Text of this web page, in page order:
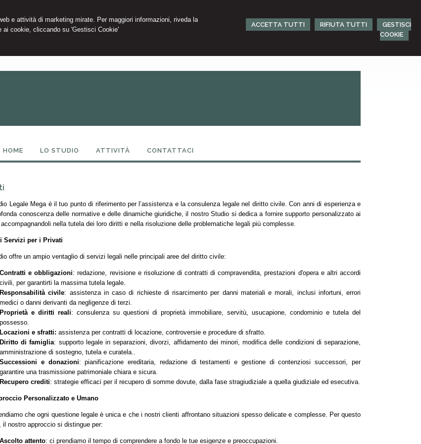
e attività di marketing mirate. Per maggiori informazioni, riveda la
ai cookie, cliccando su 'Gestisci Cookie'
ACCETTA TUTTI RIFIUTA TUTTI
GESTISCI
COOKIE
HOME LO STUDIO ATTIVITÀ CONTATTACI
Legale Mega è il tuo punto di riferimento per l’assistenza e la consulenza legale nel diritto civile. Con anni di esperienza e
conoscenza delle normative e delle dinamiche giuridiche, il nostro Studio si dedica a fornire supporto personalizzato ai
nella tutela dei loro diritti e nella risoluzione delle problematiche legali più complesse.
Servizi per i Privati
offre un ampio ventaglio di servizi legali nelle principali aree del diritto civile:
Contratti e obbligazioni: redazione, revisione e risoluzione di contratti di compravendita, prestazioni d'opera e altri accordi
civili, per garantirti la massima tutela legale.
Responsabilità civile: assistenza in caso di richieste di risarcimento per danni materiali e morali, inclusi infortuni, errori
medici o danni derivanti da negligenze di terzi.
Proprietà e diritti reali: consulenza su questioni di proprietà immobiliare, servitù, usucapione, condominio e tutela del
possesso.
Locazioni e sfratti: assistenza per contratti di locazione, controversie e procedure di sfratto.
Diritto di famiglia: supporto legale in separazioni, divorzi, affidamento dei minori, modifica delle condizioni di separazione,
amministrazione di sostegno, tutela e curatela..
Successioni e donazioni: pianificazione ereditaria, redazione di testamenti e gestione di contenziosi successori, per
garantire una trasmissione patrimoniale chiara e sicura.
Recupero crediti: strategie efficaci per il recupero di somme dovute, dalla fase stragiudiziale a quella giudiziale ed esecutiva.
Personalizzato e Umano
che ogni questione legale è unica e che i nostri clienti affrontano situazioni spesso delicate e complesse. Per questo
il nostro approccio si distingue per:
Ascolto attento: ci prendiamo il tempo di comprendere a fondo le tue esigenze e preoccupazioni.